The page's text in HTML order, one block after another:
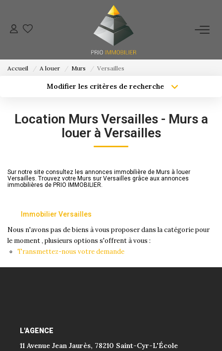
ACHETER
NOTRE AGENCE
CONTACT
Accueil A louer Murs Versailles
Modifier les critères de recherche
Budget max
Location Murs Versailles - Murs a
louer à Versailles
Sur notre site consultez les annonces immobilière de Murs à louer
Versailles. Trouvez votre Murs sur Versailles grâce aux annonces
immobilières de PRIO IMMOBILIER.
Immobilier Versailles
Nous n'avons pas de biens à vous proposer dans la catégorie pour
le moment , plusieurs options s'offrent à vous :
Transmettez-nous votre demande
L'AGENCE
11 Avenue Jean Jaurès, 78210 Saint-Cyr-L'École